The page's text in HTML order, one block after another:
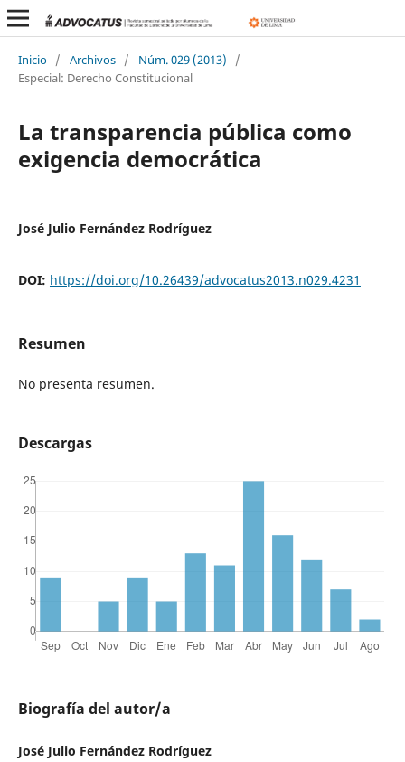
Inicio / Archivos / Núm. 029 (2013)
/
Especial: Derecho Constitucional
La transparencia pública como
exigencia democrática
José Julio Fernández Rodríguez
DOI: https://doi.org/10.26439/advocatus2013.n029.4231
Resumen
No presenta resumen.
Descargas
Biografía del autor/a
José Julio Fernández Rodríguez